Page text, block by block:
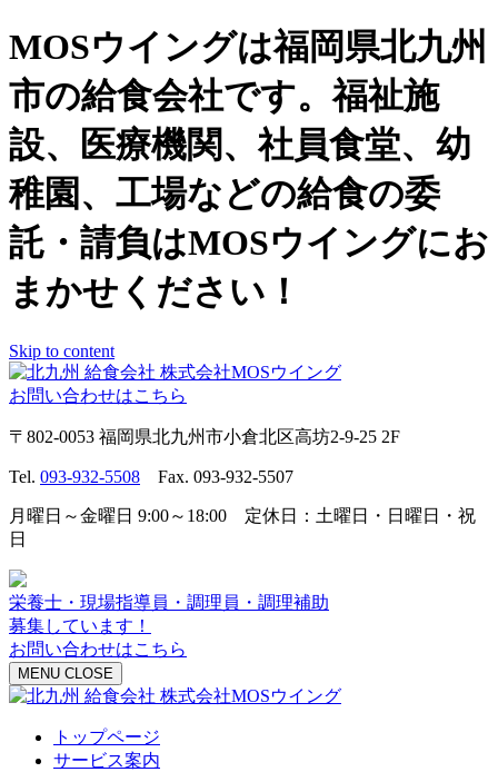
MOSウイングは福岡県北九州
市の給食会社です。福祉施
設、医療機関、社員食堂、幼
稚園、工場などの給食の委
託・請負はMOSウイングにお
まかせください！
Skip to content
お問い合わせはこちら
〒802-0053 福岡県北九州市小倉北区高坊2-9-25 2F
Tel. 093-932-5508 Fax. 093-932-5507
月曜日～金曜日 9:00～18:00 定休日：土曜日・日曜日・祝
日
栄養士・現場指導員・調理員・調理補助
募集しています！
お問い合わせはこちら
MENU CLOSE
トップページ
サービス案内